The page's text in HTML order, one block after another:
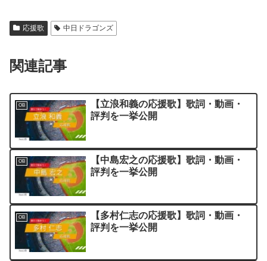
応援歌 中日ドラゴンズ
関連記事
OB
【立浪和義の応援歌】歌詞・動画・
評判を一挙公開
OB
【中島宏之の応援歌】歌詞・動画・
評判を一挙公開
OB
【多村仁志の応援歌】歌詞・動画・
評判を一挙公開